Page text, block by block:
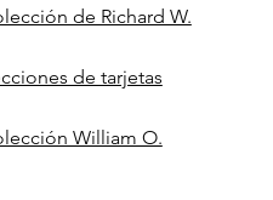
de Richard W.
de tarjetas
William O.